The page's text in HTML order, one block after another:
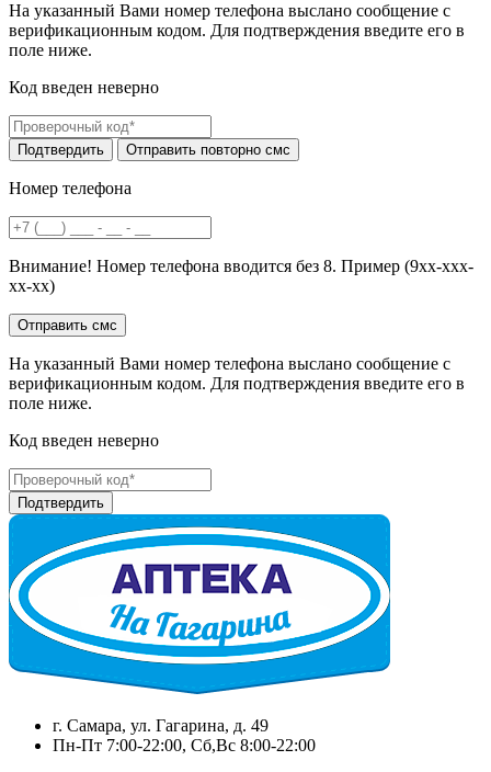
На указанный Вами номер телефона выслано сообщение с
верификационным кодом. Для подтверждения введите его в
поле ниже.
Код введен неверно
Номер телефона
Внимание! Номер телефона вводится без 8. Пример (9хх-ххх-
хх-хх)
На указанный Вами номер телефона выслано сообщение с
верификационным кодом. Для подтверждения введите его в
поле ниже.
Код введен неверно
г. Самара, ул. Гагарина, д. 49
Пн-Пт 7:00-22:00, Сб,Вс 8:00-22:00